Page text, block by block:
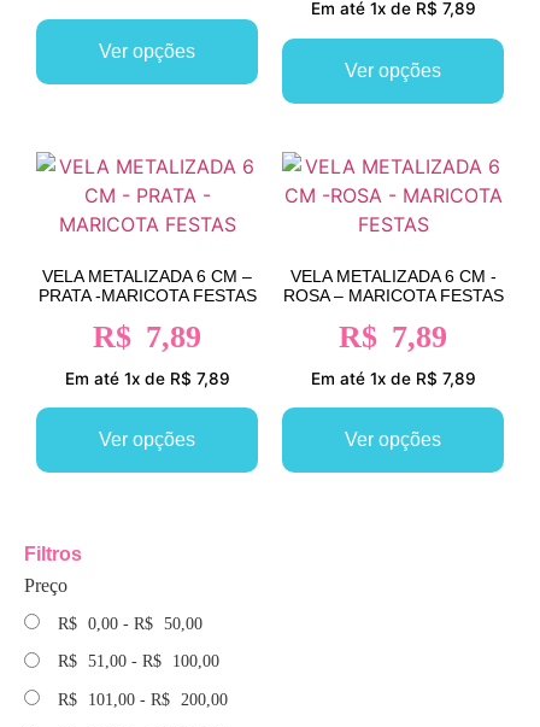
Ver opções
Em até 1x de R$ 7,89
Ver opções
VELA METALIZADA 6 CM –
PRATA -MARICOTA FESTAS
R$ 7,89
Em até 1x de R$ 7,89
Ver opções
VELA METALIZADA 6 CM -
ROSA – MARICOTA FESTAS
R$ 7,89
Em até 1x de R$ 7,89
Ver opções
Filtros
Preço
R$ 0,00 - R$ 50,00
R$ 51,00 - R$ 100,00
R$ 101,00 - R$ 200,00